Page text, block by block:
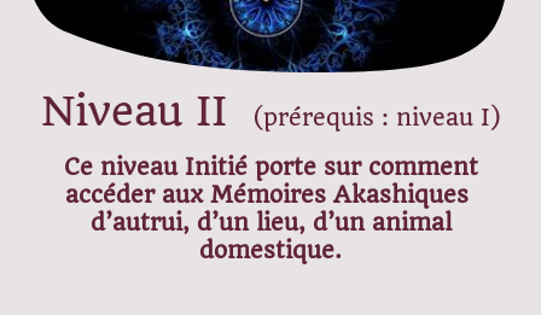
Niveau II
(prérequis : niveau I)
Ce niveau Initié porte sur comment
accéder aux Mémoires Akashiques
d’autrui, d’un lieu, d’un animal
domestique.